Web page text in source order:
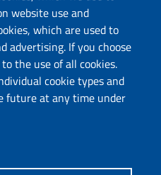
website use and
which are used to
advertising. If you choose
to the use of all cookies.
cookie types and
future at any time under